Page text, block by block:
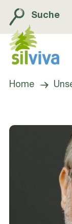
Suche
Navigation
Home